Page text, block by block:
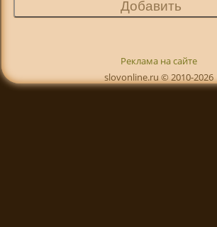
Реклама на сайте
slovonline.ru © 2010-2026